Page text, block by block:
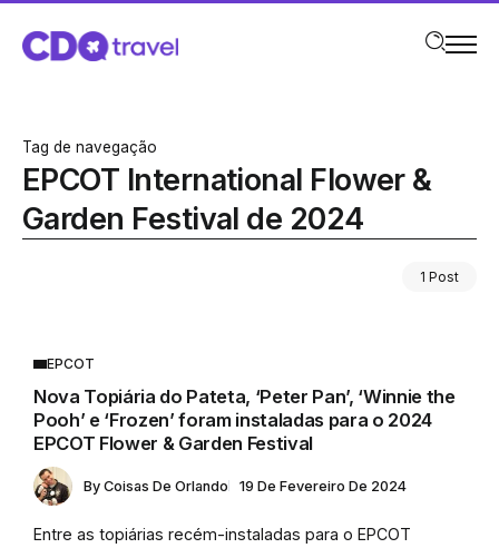
Tag de navegação
EPCOT International Flower &
Garden Festival de 2024
1 Post
EPCOT
Nova Topiária do Pateta, ‘Peter Pan’, ‘Winnie the
Pooh’ e ‘Frozen’ foram instaladas para o 2024
EPCOT Flower & Garden Festival
By Coisas De Orlando 19 De Fevereiro De 2024
Entre as topiárias recém-instaladas para o EPCOT